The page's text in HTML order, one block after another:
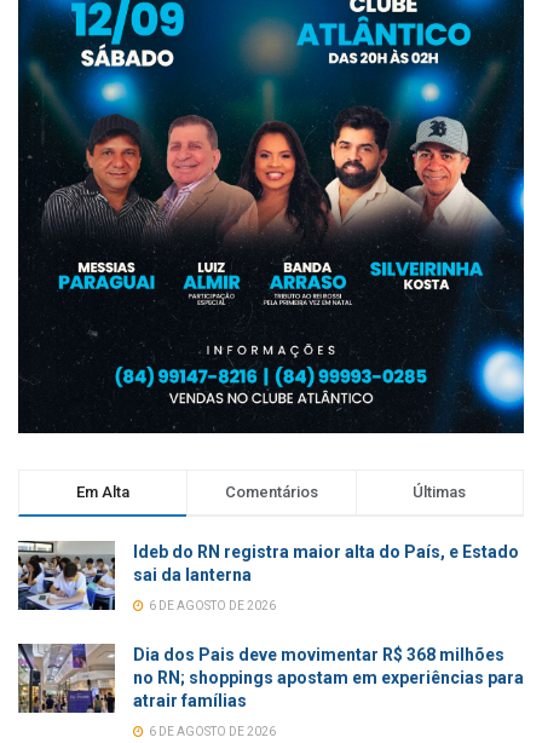
Em Alta Comentários Últimas
Ideb do RN registra maior alta do País, e Estado
sai da lanterna
6 DE AGOSTO DE 2026
Dia dos Pais deve movimentar R$ 368 milhões
no RN; shoppings apostam em experiências para
atrair famílias
6 DE AGOSTO DE 2026